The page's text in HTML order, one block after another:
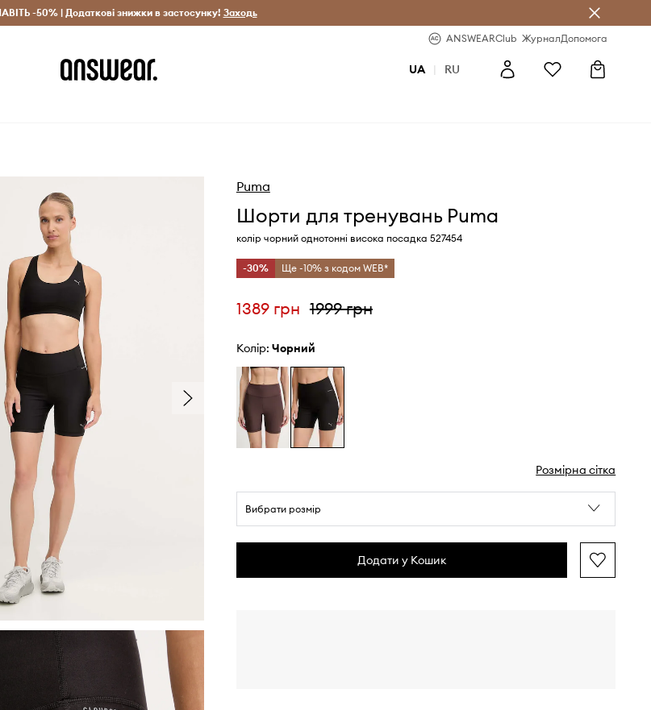
оригінальні товари Заощаджуй з Answear Club
-50% | Додаткові знижки в застосунку! Заходь
ANSWEARClub ЖурналДопомога
UA | RU
Puma
Шорти для тренувань Puma
колір чорний однотонні висока посадка 527454
-30% Ще -10% з кодом WEB*
1389 грн 1999 грн
Колір: чорний
Розмірна сітка
Вибрати розмір
Додати у Кошик